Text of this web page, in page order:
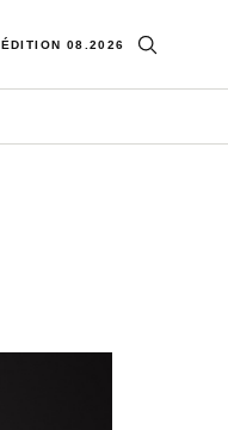
ÉDITION 08.2026 Ouvrir la